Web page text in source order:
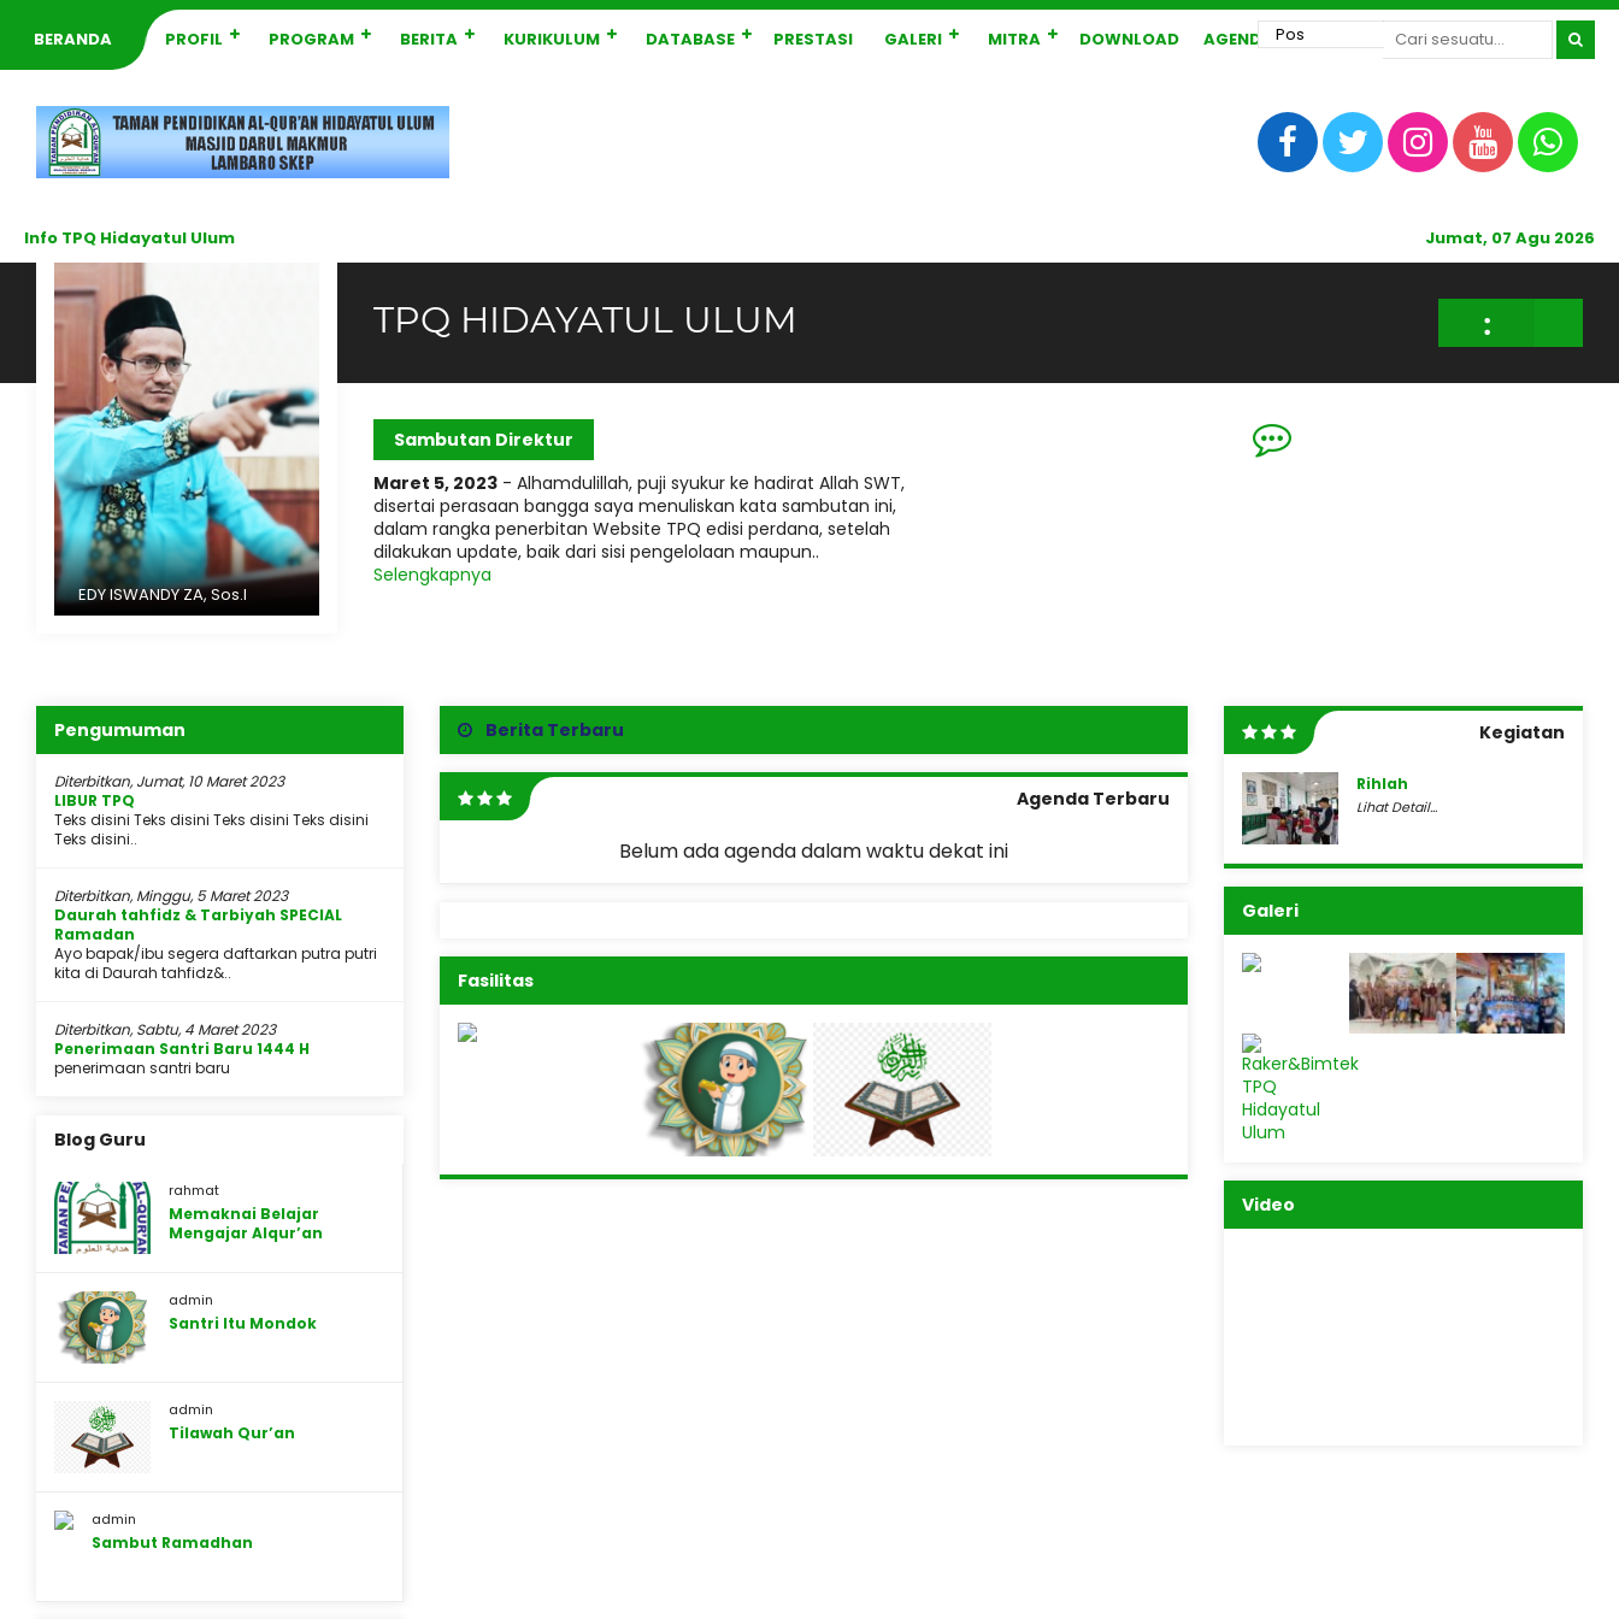
BERANDA PROFIL PROGRAM BERITA KURIKULUM DATABASE PRESTASI GALERI MITRA DOWNLOAD AGENDA
Info TPQ Hidayatul Ulum Jumat, 07 Agu 2026
TPQ HIDAYATUL ULUM :
EDY ISWANDY ZA, Sos.I
Sambutan Direktur
Maret 5, 2023 - Alhamdulillah, puji syukur ke hadirat Allah SWT,
disertai perasaan bangga saya menuliskan kata sambutan ini,
dalam rangka penerbitan Website TPQ edisi perdana, setelah
dilakukan update, baik dari sisi pengelolaan maupun..
Selengkapnya
Berita Terbaru
Agenda Terbaru
Belum ada agenda dalam waktu dekat ini
Fasilitas
Pengumuman
Diterbitkan, Jumat, 10 Maret 2023
LIBUR TPQ
Teks disini Teks disini Teks disini Teks disini
Teks disini..
Diterbitkan, Minggu, 5 Maret 2023
Daurah tahfidz & Tarbiyah SPECIAL
Ramadan
Ayo bapak/ibu segera daftarkan putra putri
kita di Daurah tahfidz&..
Diterbitkan, Sabtu, 4 Maret 2023
Penerimaan Santri Baru 1444 H
penerimaan santri baru
Blog Guru
rahmat
Memaknai Belajar
Mengajar Alqur’an
admin
Santri Itu Mondok
admin
Tilawah Qur’an
admin
Sambut Ramadhan
Kegiatan
Rihlah
Lihat Detail...
Galeri
Video